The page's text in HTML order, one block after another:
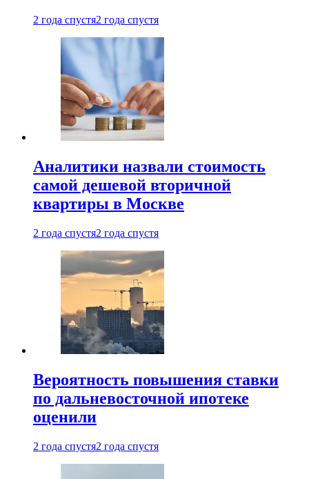
2 года спустя2 года спустя
Аналитики назвали стоимость
самой дешевой вторичной
квартиры в Москве
2 года спустя2 года спустя
Вероятность повышения ставки
по дальневосточной ипотеке
оценили
2 года спустя2 года спустя